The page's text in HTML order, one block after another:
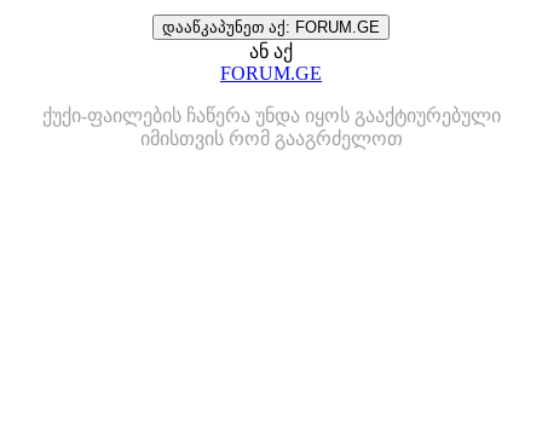
დააწკაპუნეთ აქ: FORUM.GE
ან აქ
FORUM.GE
ქუქი-ფაილების ჩაწერა უნდა იყოს გააქტიურებული
იმისთვის რომ გააგრძელოთ